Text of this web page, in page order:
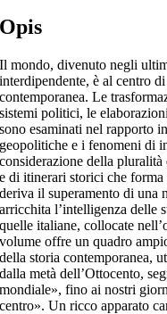
Opis
Il mondo, divenuto negli
interdipendente, è al centro
contemporanea. Le
sistemi politici, le
sono esaminati nel rapporto
geopolitiche e i fenomeni di
considerazione della
e di itinerari storici che
deriva il superamento di una
arricchita l’intelligenza delle
quelle italiane, collocate
volume offre un quadro
della storia contemporanea,
dalla metà dell’Ottocento,
mondiale», fino ai nostri
centro». Un ricco apparato